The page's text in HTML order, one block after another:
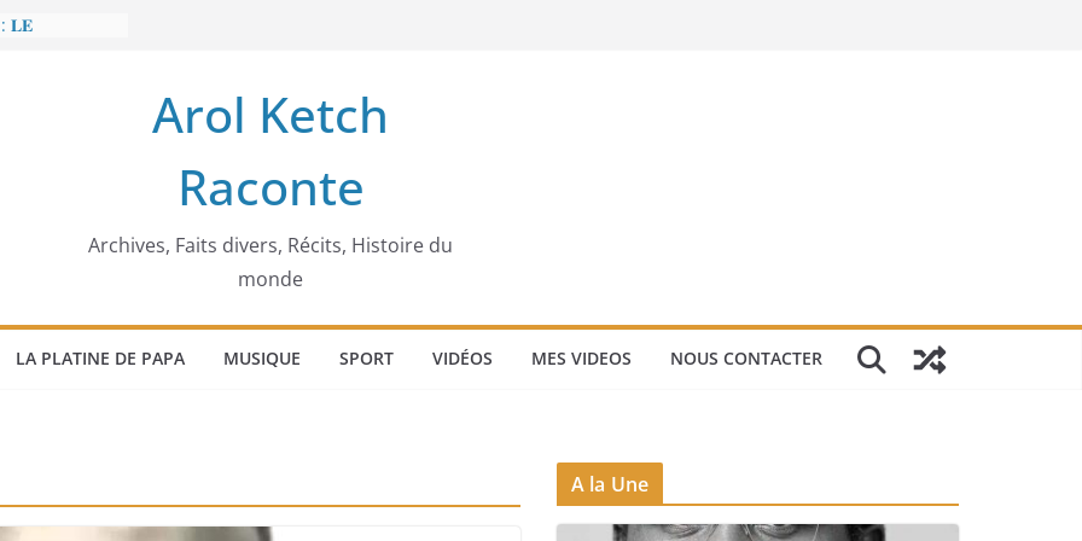
𝐋𝐄
𝐨𝐫𝐝𝐢𝐧𝐚𝐭𝐞𝐮𝐫
Arol Ketch
Raconte
Archives, Faits divers, Récits, Histoire du
monde
LA PLATINE DE PAPA MUSIQUE SPORT VIDÉOS MES VIDEOS NOUS CONTACTER
A la Une